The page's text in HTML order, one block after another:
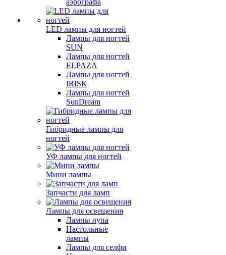
аэрографа
LED лампы для ногтей
Лампы для ногтей
SUN
Лампы для ногтей
ELPAZA
Лампы для ногтей
IRISK
Лампы для ногтей
SunDream
Гибридные лампы для
ногтей
УФ лампы для ногтей
Мини лампы
Запчасти для ламп
Лампы для освещения
Лампы лупа
Настольные
лампы
Лампы для селфи